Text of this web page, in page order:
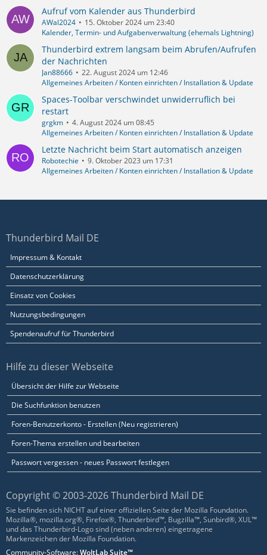
Aufruf vom Kalender aus Thunderbird
AWal2024
15. Oktober 2024 um 23:40
Kalender, Termin- und Aufgabenverwaltung (ehemals Lightning)
Thunderbird extrem langsam beim Abrufen/Aufrufen
der Nachrichten
Jan88666
22. August 2024 um 12:46
Allgemeines Arbeiten / Konten einrichten / Installation & Update
Spaces-Toolbar verschwindet unwiderruflich bei
restart
grgkm
4. August 2024 um 08:45
Allgemeines Arbeiten / Konten einrichten / Installation & Update
Letzte Nachricht beim Start automatisch anzeigen
Robotechie
9. Oktober 2023 um 17:31
Allgemeines Arbeiten / Konten einrichten / Installation & Update
Thunderbird Mail DE
Impressum & Kontakt
Datenschutzerklärung
Einsatz von Cookies
Nutzungsbedingungen
Spendenaufruf für Thunderbird
Hilfe zu dieser Webseite
Übersicht der Hilfe zur Webseite
Die Suchfunktion benutzen
Foren-Benutzerkonto - Erstellen (Neu registrieren)
Foren-Thema erstellen und bearbeiten
Passwort vergessen - neues Passwort festlegen
Copyright © 2003-2026 Thunderbird Mail DE
Sie befinden sich NICHT auf einer offiziellen Seite der Mozilla Foundation.
Mozilla®, mozilla.org®, Firefox®, Thunderbird™, Bugzilla™, Sunbird®, XUL™
und das Thunderbird-Logo sind (neben anderen) eingetragene
Markenzeichen der Mozilla Foundation.
Community-Software:WoltLab Suite™